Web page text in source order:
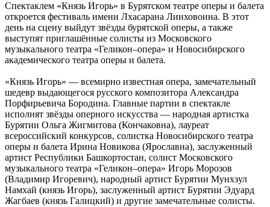
Спектаклем «Князь Игорь» в Бурятском театре оперы и балета
откроется фестиваль имени Лхасарана Линховоина. В этот
день на сцену выйдут звёзды бурятской оперы, а также
выступят приглашённые солисты из Московского
музыкального театра «Геликон–опера» и Новосибирского
академического театра оперы и балета.
«Князь Игорь» — всемирно известная опера, замечательный
шедевр выдающегося русского композитора Александра
Порфирьевича Бородина. Главные партии в спектакле
исполнят звёзды оперного искусства — народная артистка
Бурятии Ольга Жигмитова (Кончаковна), лауреат
всероссийский конкурсов, солистка Новосибирского театра
оперы и балета Ирина Новикова (Ярославна), заслуженный
артист Республики Башкортостан, солист Московского
музыкального театра «Геликон–опера» Игорь Морозов
(Владимир Игоревич), народный артист Бурятии Мунхзул
Намхай (князь Игорь), заслуженный артист Бурятии Эдуард
Жагбаев (князь Галицкий) и другие замечательные солисты.